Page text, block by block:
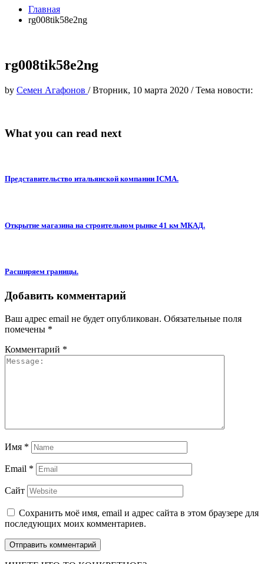
Главная
rg008tik58e2ng
rg008tik58e2ng
by Семен Агафонов /Вторник, 10 марта 2020 /Тема новости:
What you can read next
Представительство итальянской компании ICMA.
Открытие магазина на строительном рынке 41 км МКАД.
Расширяем границы.
Добавить комментарий
Ваш адрес email не будет опубликован. Обязательные поля
помечены *
Комментарий *
Имя *
Email *
Сайт
Сохранить моё имя, email и адрес сайта в этом браузере для
последующих моих комментариев.